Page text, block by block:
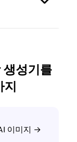
성기를
지
이미지 →